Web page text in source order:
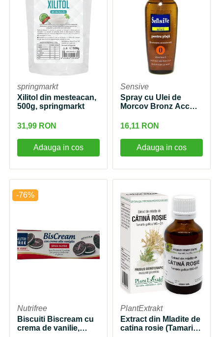
springmarkt
Xilitol din mesteacan,
500g, springmarkt
31,99 RON
Adauga in cos
Sensive
Spray cu Ulei de
Morcov Bronz Acc
16,11 RON
Adauga in cos
-76%
Nutrifree
Biscuiti Biscream cu
crema de vanilie,
PlantExtrakt
Extract din Mladite de
catina rosie (Tamarix)